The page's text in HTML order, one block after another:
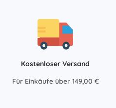
Kostenloser Versand
Für Einkäufe über 149,00 €